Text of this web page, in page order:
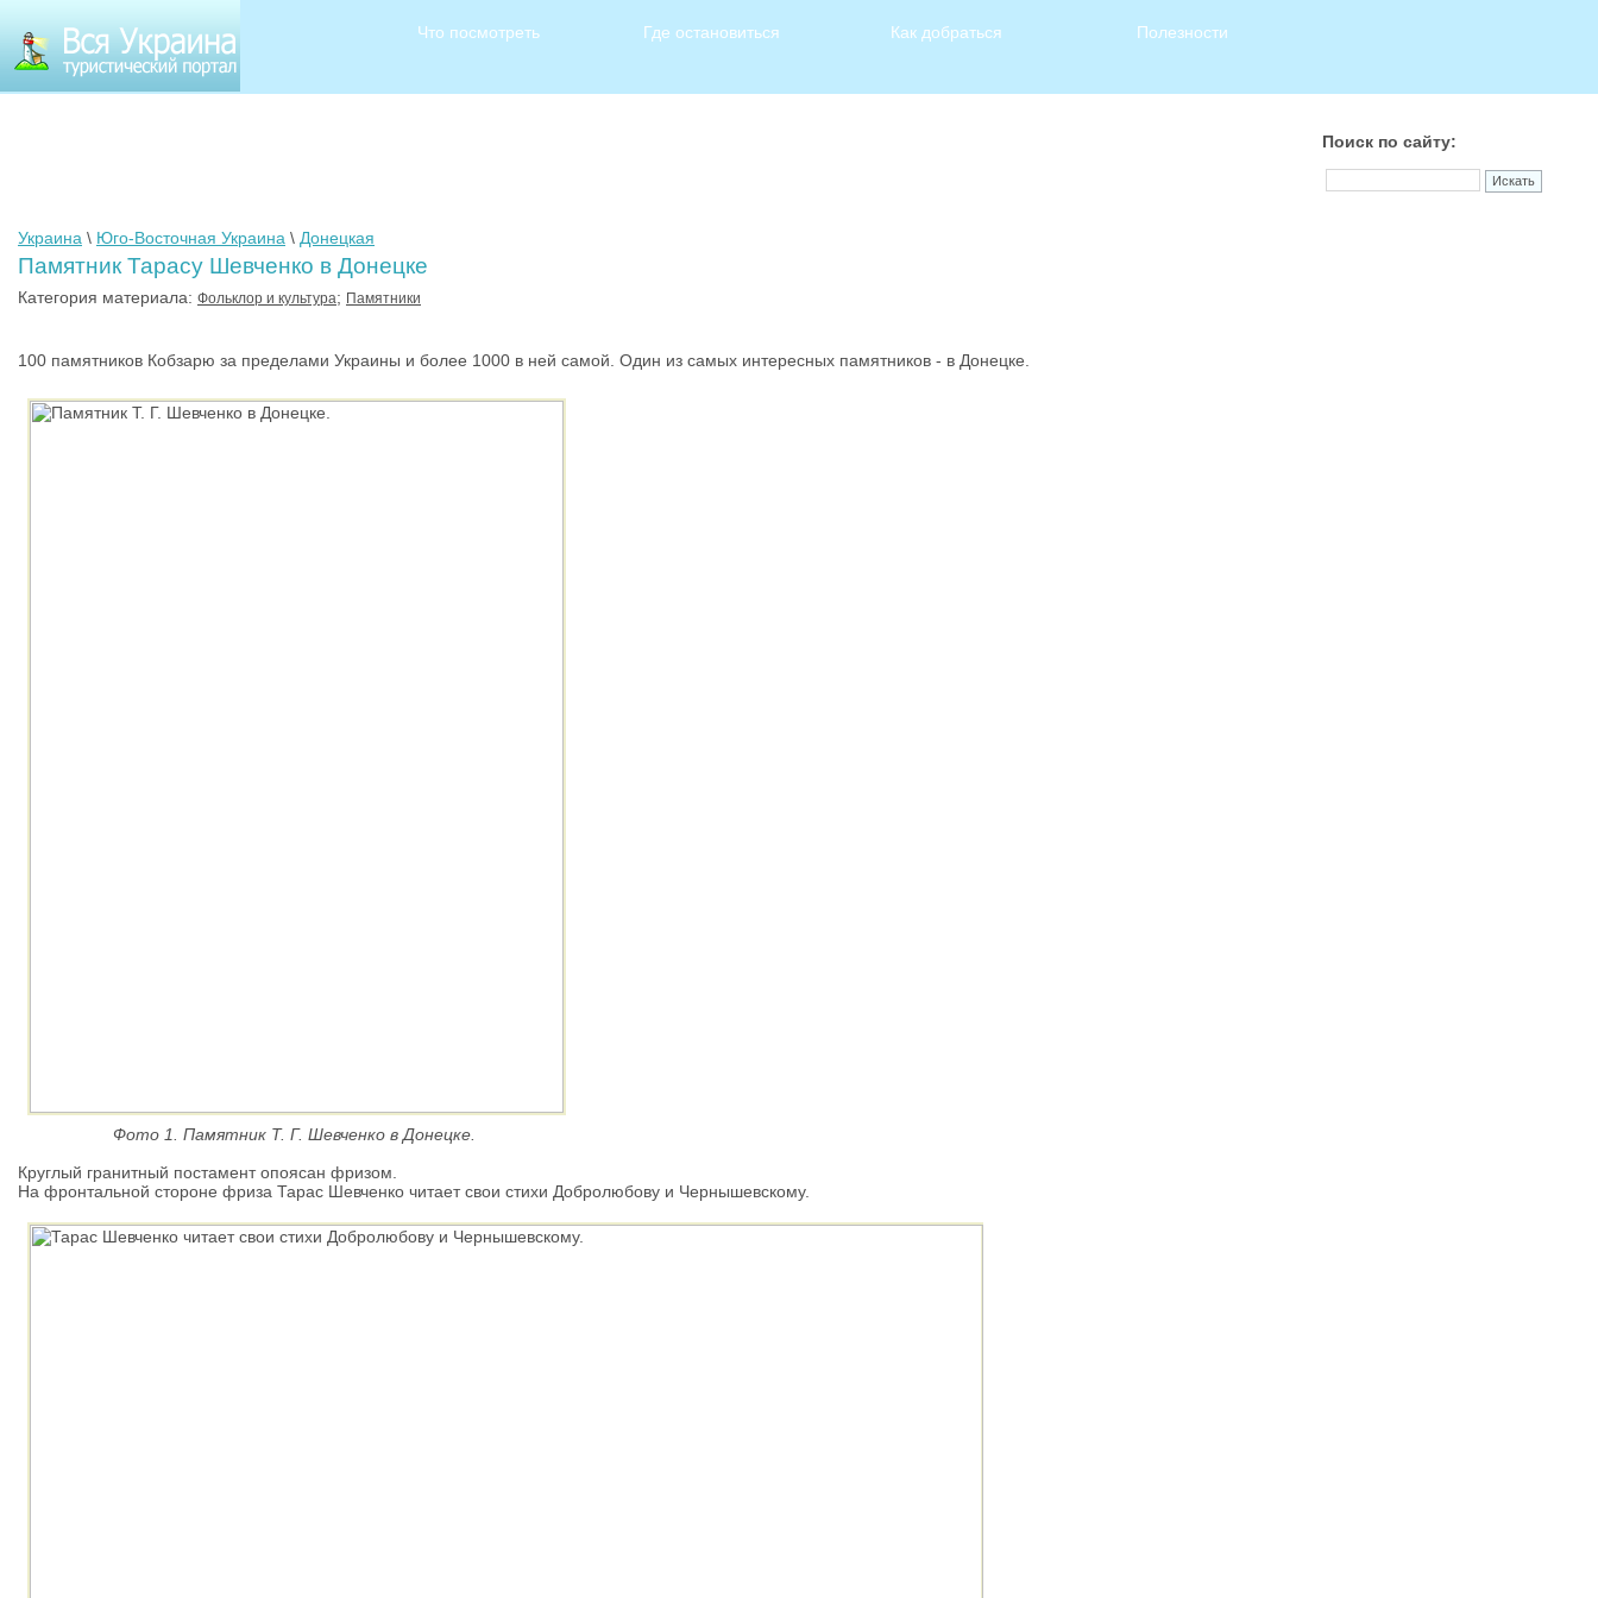
Что посмотреть Где остановиться Как добраться Полезности
Украина \ Юго-Восточная Украина \ Донецкая
Памятник Тарасу Шевченко в Донецке
Категория материала: Фольклор и культура; Памятники
100 памятников Кобзарю за пределами Украины и более 1000 в ней самой. Один из самых интересных памятников - в Донецке.
Фото 1. Памятник Т. Г. Шевченко в Донецке.
Круглый гранитный постамент опоясан фризом.
На фронтальной стороне фриза Тарас Шевченко читает свои стихи Добролюбову и Чернышевскому.
Поиск по сайту: